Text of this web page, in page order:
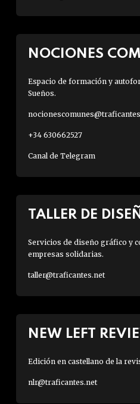
NOCIONES
Espacio de formación y
Sueños.
+34 630662527
Canal de Telegram
TALLER DE
Servicios de diseño gráfico y
empresas solidarias.
taller@traficantes.net
NEW LEFT
Edición en castellano de la
nlr@traficantes.net